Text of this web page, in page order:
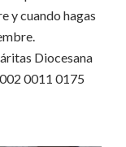
y cuando hagas
Diocesana
0011 0175